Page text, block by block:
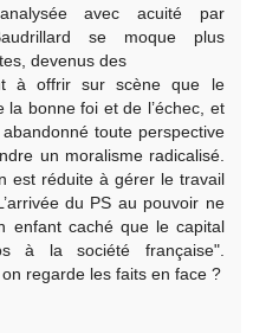
avec acuité par
se moque plus
devenus des
à offrir sur scène que le
la bonne foi et de l’échec, et
toute perspective
un moralisme radicalisé.
est réduite à gérer le travail
du PS au pouvoir ne
enfant caché que le capital
à la société française".
regarde les faits en face ?